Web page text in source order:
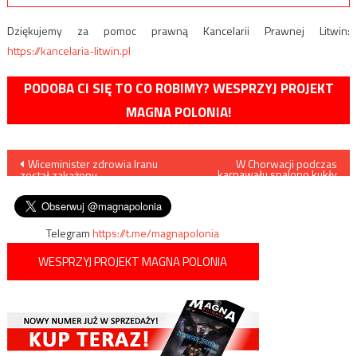
Dziękujemy za pomoc prawną Kancelarii Prawnej Litwin:
https://kancelaria-litwin.pl
PODOBA CI SIĘ TO CO ROBIMY? WESPRZYJ PROJEKT
MAGNA POLONIA!
Nawigacja
wpisu
Wiceminister zdrowia Iranu
został zakażony
W Chorwacji podczas
karnawału spalono kukły
Telegramhttps://t.me/magnapolonia
WESPRZYJ PROJEKT MAGNA POLONIA